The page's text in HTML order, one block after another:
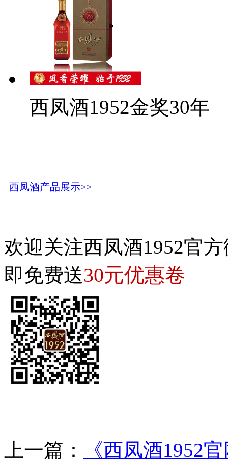
西凤酒1952金奖30年
西凤酒产品展示>>
欢迎关注西凤酒1952官
即免费送30元优惠卷
上一篇：
《西凤酒1952